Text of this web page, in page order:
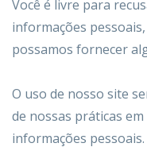
Você é livre para
informações
possamos fornecer
O uso de nosso site
de nossas práticas
informações